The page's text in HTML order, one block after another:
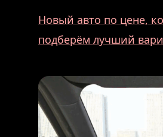
Новый авто по цене,
подберём лучший